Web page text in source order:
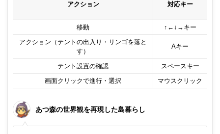
アクション 対応キー
移動
↑←↓→キー
アクション（テントの出入り・リンゴを落と
す）
Aキー
テント設置の確認
スペースキー
画面クリックで進行・選択
マウスクリック
あつ森の世界観を再現した島暮らし